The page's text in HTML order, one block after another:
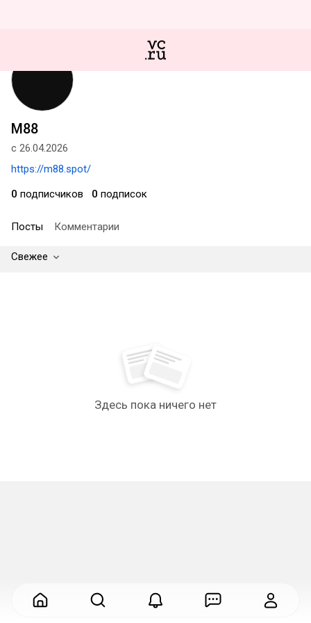
M88
с 26.04.2026
https://m88.spot/
0 подписчиков 0 подписок
Посты Комментарии
Свежее
Здесь пока ничего нет